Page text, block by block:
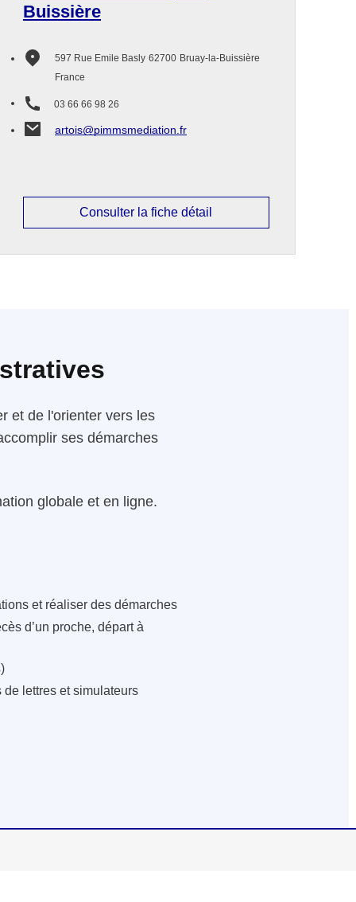
Buissière
597 Rue Emile Basly 62700 Bruay-la-Buissière
France
03 66 66 98 26
artois@pimmsmediation.fr
Consulter la fiche détail
et de l'orienter vers les
ses démarches
globale et en ligne.
et réaliser des démarches
d’un proche, départ à
lettres et simulateurs